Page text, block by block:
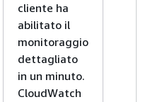
cliente ha
abilitato il
monitoraggio
dettagliato
in un minuto.
CloudWatch